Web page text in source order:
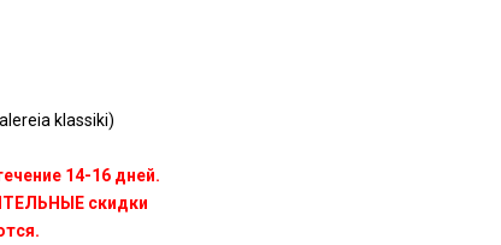
klassiki)
14-16 дней.
скидки